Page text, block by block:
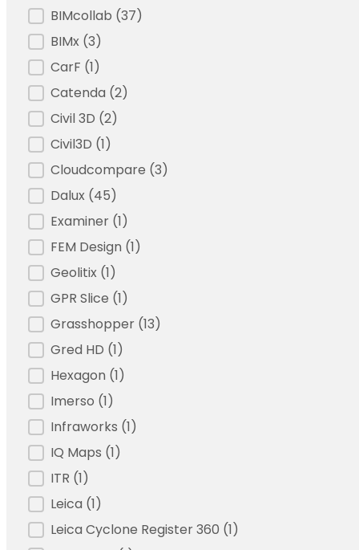
BIMcollab (37)
BIMx (3)
CarF (1)
Catenda (2)
Civil 3D (2)
Civil3D (1)
Cloudcompare (3)
Dalux (45)
Examiner (1)
FEM Design (1)
Geolitix (1)
GPR Slice (1)
Grasshopper (13)
Gred HD (1)
Hexagon (1)
Imerso (1)
Infraworks (1)
IQ Maps (1)
ITR (1)
Leica (1)
Leica Cyclone Register 360 (1)